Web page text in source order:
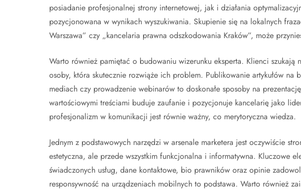
posiadanie profesjonalnej strony internetowej, jak i działania
pozycjonowana w wynikach wyszukiwania. Skupienie się na lokalnych
Warszawa” czy „kancelaria prawna odszkodowania Kraków”, może
Warto również pamiętać o budowaniu wizerunku eksperta. Klienci szukają
osoby, która skutecznie rozwiąże ich problem. Publikowanie artykułów na
mediach czy prowadzenie webinarów to doskonałe sposoby na
wartościowymi treściami buduje zaufanie i pozycjonuje kancelarię jako
profesjonalizm w komunikacji jest równie ważny, co merytoryczna wiedza.
Jednym z podstawowych narzędzi w arsenale marketera jest oczywiście
estetyczna, ale przede wszystkim funkcjonalna i informatywna. Kluczowe
świadczonych usług, dane kontaktowe, bio prawników oraz opinie
responsywność na urządzeniach mobilnych to podstawa. Warto również